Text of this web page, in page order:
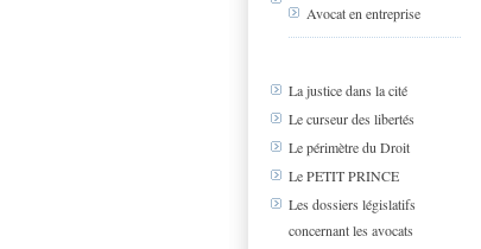
Avocat en entreprise
La justice dans la cité
Le curseur des libertés
Le périmètre du Droit
Le PETIT PRINCE
Les dossiers législatifs
concernant les avocats